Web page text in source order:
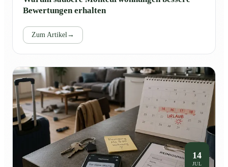
Bewertungen erhalten
Zum Artikel→
14
JUL